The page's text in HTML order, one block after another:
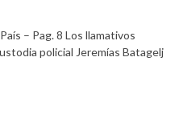
– Pag. 8 Los llamativos
policial Jeremías Batagelj